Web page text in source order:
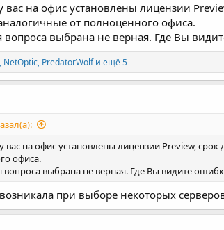
edition
channel
1203-402a-8ec4-3d7ed9f3648c
Key: TX3T2
kms.loli.best:1688
90 дн. 00 ч. 00 мин.
---UNLICENSED---
Server Address kms.cgtsoft.com:1688 ...
edition
channel
1203-402a-8ec4-3d7ed9f3648c
Key: TX3T2
SUCCESSFUL =====
вас на офис установлены лицензии
от полноценного офиса.
вопроса выбрана не верная. Где Вы
NetOptic, PredatorWolfи ещё 5
вас на офис установлены лицензии Preview,
офиса.
выбрана не верная. Где Вы видите
при выборе некоторых